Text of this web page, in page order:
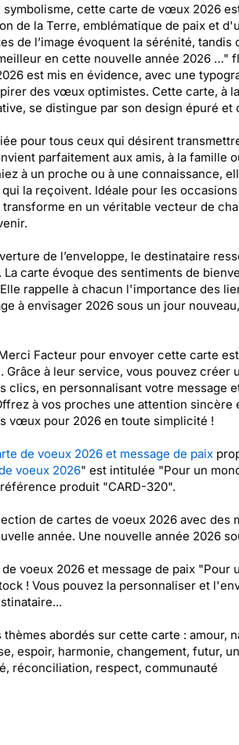
symbolisme, cette carte de vœux 2026
de la Terre, emblématique de paix et
de l’image évoquent la sérénité, tandis
en cette nouvelle année 2026 …"
est mis en évidence, avec une
des vœux optimistes. Cette carte, à
se distingue par son design épuré et
pour tous ceux qui désirent
parfaitement aux amis, à la famille
à un proche ou à une connaissance,
la reçoivent. Idéale pour les
transforme en un véritable vecteur de
de l’enveloppe, le destinataire
La carte évoque des sentiments de
rappelle à chacun l'importance des
à envisager 2026 sous un jour
Facteur pour envoyer cette carte
Grâce à leur service, vous pouvez créer
clics, en personnalisant votre message
à vos proches une attention sincère
vœux pour 2026 en toute simplicité !
de voeux 2026 et message de paix
voeux 2026" est intitulée "Pour un
produit "CARD-320".
de cartes de voeux 2026 avec des
année. Une nouvelle année 2026
de voeux 2026 et message de paix "Pour
! Vous pouvez la personnaliser et
thèmes abordés sur cette carte : amour,
espoir, harmonie, changement, futur,
réconciliation, respect, communauté